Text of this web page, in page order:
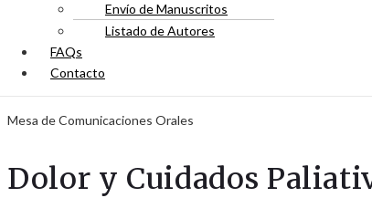
Envío de Manuscritos
Listado de Autores
FAQs
Contacto
Mesa de Comunicaciones Orales
Dolor y Cuidados